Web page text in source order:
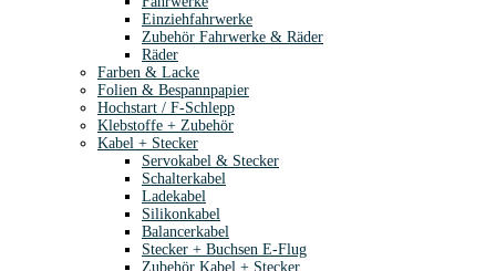
Einziehfahrwerke
Zubehör Fahrwerke & Räder
Räder
Farben & Lacke
Folien & Bespannpapier
Hochstart / F-Schlepp
Klebstoffe + Zubehör
Kabel + Stecker
Servokabel & Stecker
Schalterkabel
Ladekabel
Silikonkabel
Balancerkabel
Stecker + Buchsen E-Flug
Zubehör Kabel + Stecker